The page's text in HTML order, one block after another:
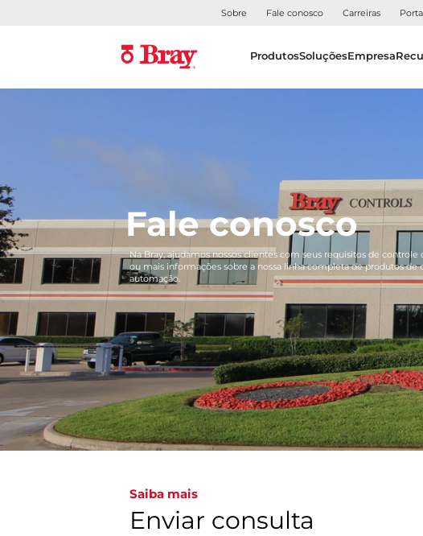
Sobre Fale conosco Carreiras
ProdutosSoluçõesEmpresa
Fale conosco
Na Bray, ajudamos nossos clientes com seus requisitos de controle
ou mais informações sobre a nossa linha completa de produtos de
automação.
Saiba mais
Enviar consulta